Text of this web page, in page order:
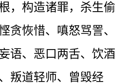
，构造诸罪，杀生偷
贪恢惜、嗔怒骂詈、
语、恶口两舌、饮酒
叛道轻师、曾毁经